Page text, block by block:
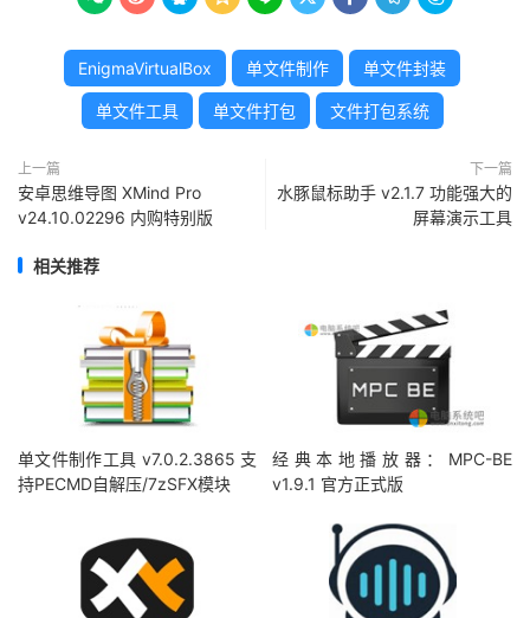
EnigmaVirtualBox 单文件制作 单文件封装
单文件工具 单文件打包 文件打包系统
上一篇
安卓思维导图 XMind Pro
v24.10.02296 内购特别版
下一篇
水豚鼠标助手 v2.1.7 功能强大的
屏幕演示工具
相关推荐
单文件制作工具 v7.0.2.3865 支
持PECMD自解压/7zSFX模块
经典本地播放器：MPC-BE
v1.9.1 官方正式版